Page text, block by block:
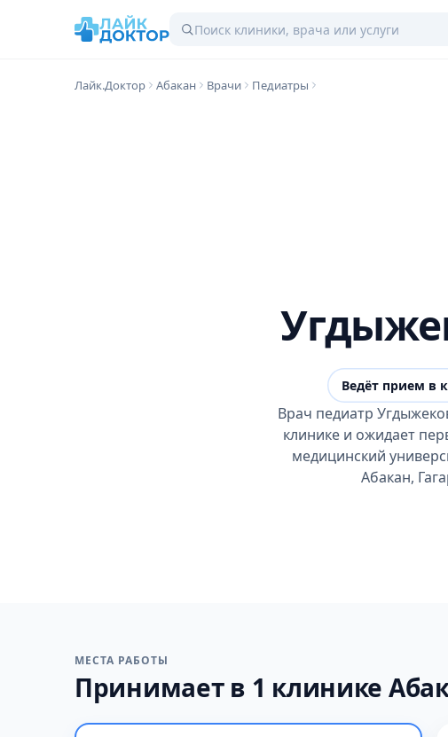
Лайк.Доктор Абакан Врачи Педиатры
Ведёт прием в
Врач педиатр
клинике и ожидает
медицинский
Абакан,
МЕСТА РАБОТЫ
Принимает в 1 клинике